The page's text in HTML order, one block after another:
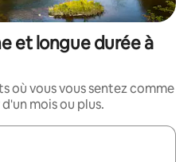
et longue durée à
où vous vous sentez comme
mois ou plus.
utilisez les flèches vers le